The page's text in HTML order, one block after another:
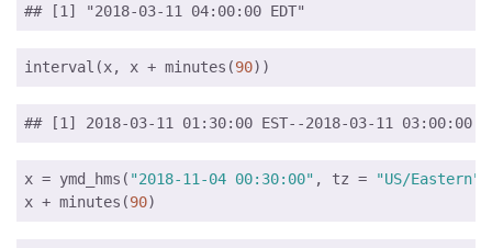
## [1] "2018-03-11 04:00:00 EDT"
interval(x, x + minutes(90))
## [1] 2018-03-11 01:30:00 EST--2018-03-11 03:00:00
x = ymd_hms( "2018-11-04 00:30:00" , tz = "US/Eastern"
x + minutes(90)